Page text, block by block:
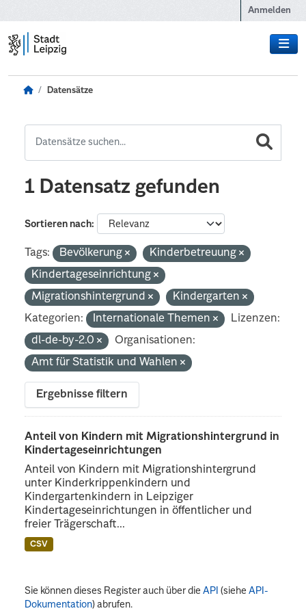
Anmelden
Datensätze
1 Datensatz gefunden
Sortieren nach
Tags: Bevölkerung
Kinderbetreuung
Kindertageseinrichtung
Migrationshintergrund
Kindergarten
Kategorien:
Internationale Themen
Lizenzen:
dl-de-by-2.0
Organisationen:
Amt für Statistik und Wahlen
Ergebnisse filtern
Anteil von Kindern mit Migrationshintergrund in
Kindertageseinrichtungen
Anteil von Kindern mit Migrationshintergrund
unter Kinderkrippenkindern und
Kindergartenkindern in Leipziger
Kindertageseinrichtungen in öffentlicher und
freier Trägerschaft...
CSV
Sie können dieses Register auch über dieAPI (sieheAPI-
Dokumentation) abrufen.